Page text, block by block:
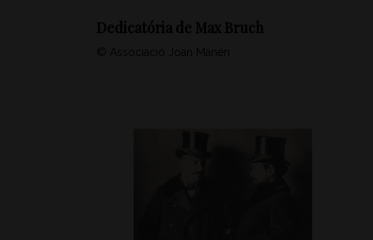
Dedicatória de Max Bruch
© Associació Joan Manén